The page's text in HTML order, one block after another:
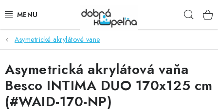
na
SPRCHOVÉ KÚTY
SPRCHOVÉ DVERE
BATÉRIE
Asymetrické akrylátové vane
Asymetrická akrylátová vaňa
Besco INTIMA DUO 170x125 cm
(#WAID-170-NP)